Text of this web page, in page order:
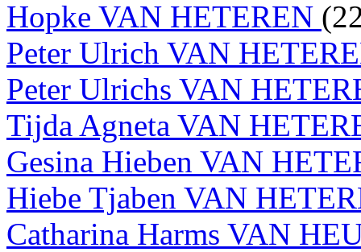
Hopke VAN HETEREN
Peter Ulrich VAN
Peter Ulrichs VAN
Tijda Agneta VAN
Gesina Hieben VAN
Hiebe Tjaben VAN
Catharina Harms VAN